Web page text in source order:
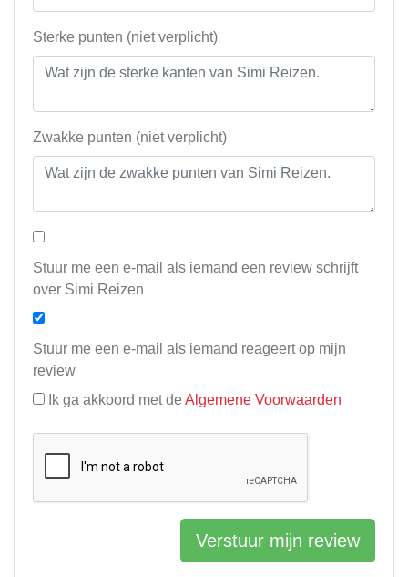
Sterke punten (niet verplicht)
Zwakke punten (niet verplicht)
Stuur me een e-mail als iemand een review schrijft
over Simi Reizen
Stuur me een e-mail als iemand reageert op mijn
review
Ik ga akkoord met de Algemene Voorwaarden
Verstuur mijn review